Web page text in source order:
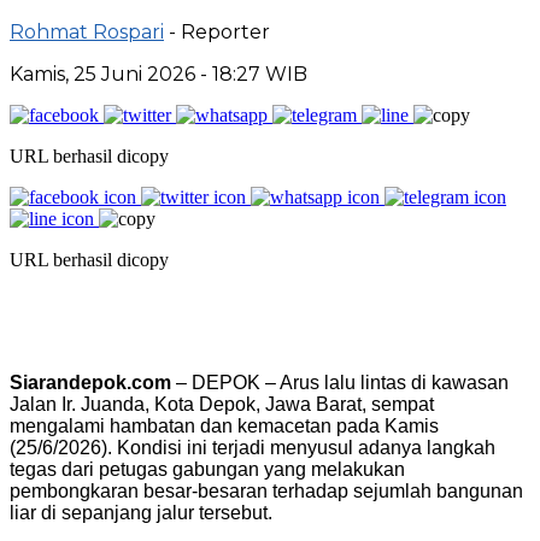
Rohmat Rospari - Reporter
Kamis, 25 Juni 2026 - 18:27 WIB
URL berhasil dicopy
URL berhasil dicopy
Siarandepok.com – DEPOK – Arus lalu lintas di kawasan
Jalan Ir. Juanda, Kota Depok, Jawa Barat, sempat
mengalami hambatan dan kemacetan pada Kamis
(25/6/2026). Kondisi ini terjadi menyusul adanya langkah
tegas dari petugas gabungan yang melakukan
pembongkaran besar-besaran terhadap sejumlah bangunan
liar di sepanjang jalur tersebut.